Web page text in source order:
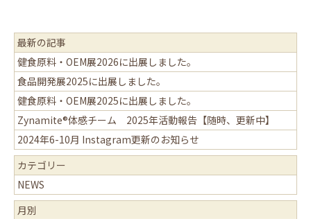
最新の記事
健食原料・OEM展2026に出展しました。
食品開発展2025に出展しました。
健食原料・OEM展2025に出展しました。
Zynamite®体感チーム 2025年活動報告【随時、更新中】
2024年6-10月 Instagram更新のお知らせ
カテゴリー
NEWS
月別